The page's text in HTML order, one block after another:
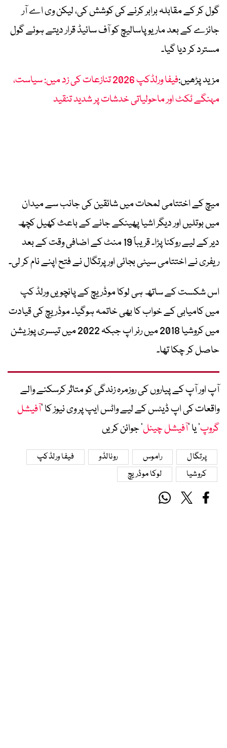
گول کر کے مقابلہ برابر کرنے کی کوشش کی، لیکن وی اے آر
جائزے کے بعد ماریو پاسالیچ کو آف سائیڈ قرار دیتے ہوئے گول
مسترد کر دیا گیا۔
مزید پڑھیں:
فیفا ورلڈکپ 2026 تنازعات کی زد میں: سیاست،
مہنگے ٹکٹ اور ماحولیاتی خدشات پر شدید تنقید
میچ کے اختتامی لمحات میں شائقین کی جانب سے میدان
میں بوتلیں اور دیگر اشیا پھینکے جانے کے باعث کھیل کچھ
دیر کے لیے روکنا پڑا۔ قریباً 19 منٹ کے اضافی وقت کے بعد
ریفری نے اختتامی سیٹی بجائی اور پرتگال نے فتح اپنے نام کر لی۔
اس شکست کے ساتھ ہی لوکا موڈریچ کے پانچویں ورلڈ کپ
میں کامیابی کے خواب کا بھی خاتمہ ہوگیا۔ موڈریچ کی قیادت
میں کروشیا 2018 میں رنر اپ جبکہ 2022 میں تیسری پوزیشن
حاصل کر چکا تھا۔
آپ اور آپ کے پیاروں کی روزمرہ زندگی کو متاثر کرسکنے والے
واقعات کی اپ ڈیٹس کے لیے واٹس ایپ پر وی نیوز کا ’آفیشل
گروپ‘ یا ’آفیشل چینل‘ جوائن کریں
پرتگال راموس رونالڈو
فیفا ورلڈکپ
کروشیا
لوکا موڈریچ